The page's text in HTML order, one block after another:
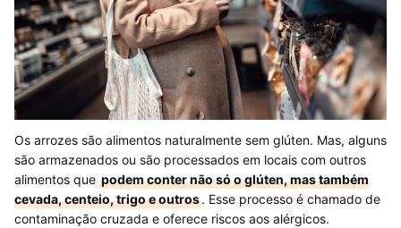
Os arrozes são alimentos naturalmente sem glúten. Mas, alguns
são armazenados ou são processados em locais com outros
alimentos que podem conter não só o glúten, mas também
cevada, centeio, trigo e outros. Esse processo é chamado de
contaminação cruzada e oferece riscos aos alérgicos.